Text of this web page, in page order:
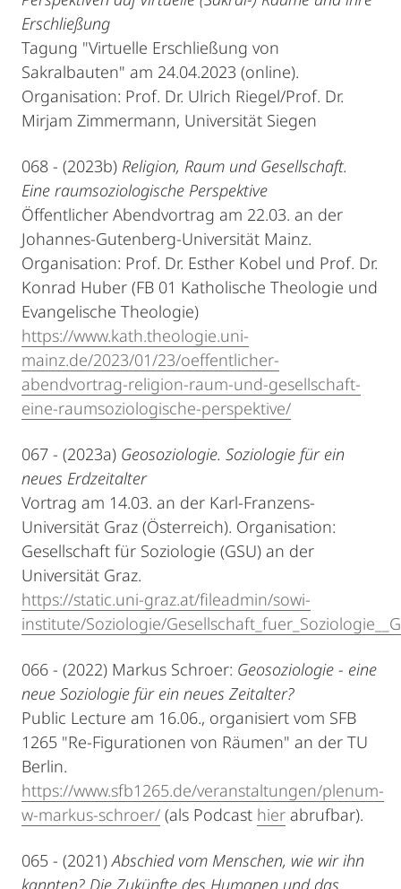
Erschließung
Tagung "Virtuelle Erschließung von
Sakralbauten" am 24.04.2023 (online).
Organisation: Prof. Dr. Ulrich Riegel/Prof. Dr.
Mirjam Zimmermann, Universität Siegen
068 - (2023b) Religion, Raum und Gesellschaft.
Eine raumsoziologische Perspektive
Öffentlicher Abendvortrag am 22.03. an der
Johannes-Gutenberg-Universität Mainz.
Organisation: Prof. Dr. Esther Kobel und Prof. Dr.
Konrad Huber (FB 01 Katholische Theologie und
Evangelische Theologie)
https://www.kath.theologie.uni-
mainz.de/2023/01/23/oeffentlicher-
abendvortrag-religion-raum-und-gesellschaft-
eine-raumsoziologische-perspektive/
067 - (2023a) Geosoziologie. Soziologie für ein
neues Erdzeitalter
Vortrag am 14.03. an der Karl-Franzens-
Universität Graz (Österreich). Organisation:
Gesellschaft für Soziologie (GSU) an der
Universität Graz.
https://static.uni-graz.at/fileadmin/sowi-
institute/Soziologie/
066 - (2022) Markus Schroer: Geosoziologie - eine
neue Soziologie für ein neues Zeitalter?
Public Lecture am 16.06., organisiert vom SFB
1265 "Re-Figurationen von Räumen" an der TU
Berlin.
https://www.sfb1265.de/veranstaltungen/plenum-
w-markus-schroer/ (als Podcast hier abrufbar).
065 - (2021)Abschied vom Menschen, wie wir ihn
kannten? Die Zukünfte des Humanen und das